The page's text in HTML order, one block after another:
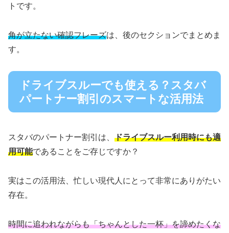
トです。
角が立たない確認フレーズは、後のセクションでまとめま
す。
ドライブスルーでも使える？スタバ
パートナー割引のスマートな活用法
スタバのパートナー割引は、 ドライブスルー利用時にも適
用可能であることをご存じですか？
実はこの活用法、忙しい現代人にとって非常にありがたい
存在。
時間に追われながらも「ちゃんとした一杯」を諦めたくな